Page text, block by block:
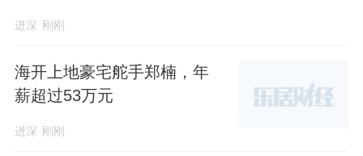
进深 刚刚
海开上地豪宅舵手郑楠，年
薪超过53万元
进深 刚刚